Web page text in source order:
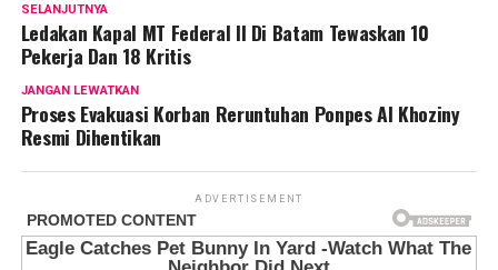
SELANJUTNYA
Ledakan Kapal MT Federal II Di Batam Tewaskan 10
Pekerja Dan 18 Kritis
JANGAN LEWATKAN
Proses Evakuasi Korban Reruntuhan Ponpes Al Khoziny
Resmi Dihentikan
ADVERTISEMENT